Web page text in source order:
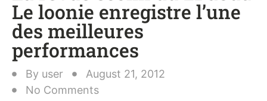
Le loonie enregistre l’une
des meilleures
performances
By user
August 21, 2012
No Comments